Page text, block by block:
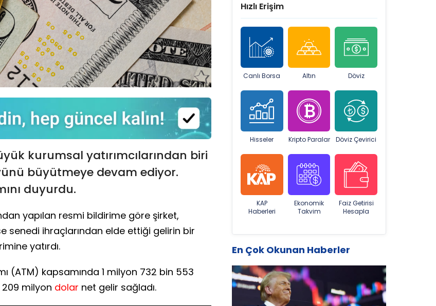
kurumsal yatırımcılarından biri
büyütmeye devam ediyor.
duyurdu.
yapılan resmi bildirime göre şirket,
senedi ihraçlarından elde ettiği gelirin bir
yatırdı.
(ATM) kapsamında 1 milyon 732 bin 553
209 milyon dolar net gelir sağladı.
Hızlı Erişim
Canlı Borsa Altın Döviz
Hisseler Kripto Paralar Döviz Çevirici
KAP
Haberleri
Ekonomik
Takvim
Faiz Getirisi
Hesapla
En Çok Okunan Haberler